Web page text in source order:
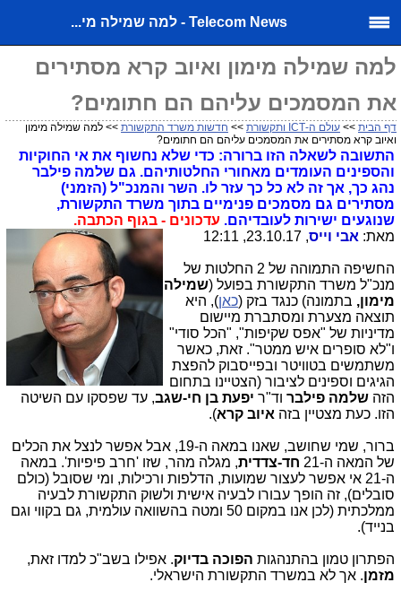
Telecom News - למה שמילה מי...
למה שמילה מימון ואיוב קרא מסתירים
את המסמכים עליהם הם חתומים?
דף הבית >> עולם ה-ICT ותקשורת >> חדשות משרד התקשורת >> למה שמילה מימון
ואיוב קרא מסתירים את המסמכים עליהם הם חתומים?
התשובה לשאלה הזו ברורה: כדי שלא נחשוף את אי החוקיות
והספינים העומדים מאחורי החלטותיהם. גם שלמה פילבר
נהג כך, אך זה לא כל כך עזר לו. השר והמנכ"ל (הזמני)
מסתירים גם מסמכים פנימיים בתוך משרד התקשורת,
שנוגעים ישירות לעובדיהם. עדכונים - בגוף הכתבה.
מאת: אבי וייס, 23.10.17, 12:11
החשיפה התמוהה של 2 החלטות של
מנכ"ל משרד התקשורת בפועל (שמילה
מימון, בתמונה) כנגד בזק (כאן), היא
תוצאה מצערת ומסתברת מיישום
מדיניות של "אפס שקיפות", "הכל סודי"
ו"לא סופרים איש ממטר". זאת, כאשר
משתמשים בטוויטר ובפייסבוק להפצת
הגיגים וספינים לציבור (הצטיינו בתחום
הזה שלמה פילבר וד"ר יפעת בן חי-שגב, עד שפסקו עם השיטה
הזו. כעת מצטיין בזה איוב קרא).
ברור, שמי שחושב, שאנו במאה ה-19, אבל אפשר לנצל את הכלים
של המאה ה-21
חד-צדדית, מגלה מהר, שזו 'חרב פיפיות'. במאה
ה-21 אי אפשר לעצור שמועות, הדלפות ורכילות, ומי שסובל (כולם
סובלים), זה הופך עבורו לבעיה אישית ולשוק התקשורת לבעיה
ממלכתית (לכן אנו במקום 50 ומטה בהשוואה עולמית, גם בקווי וגם
בנייד).
הפתרון טמון בהתנהגות הפוכה בדיוק. אפילו בשב"כ למדו זאת,
מזמן. אך לא במשרד התקשורת הישראלי.